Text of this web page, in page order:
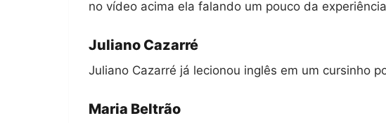
no vídeo acima ela falando um pouco da
Juliano Cazarré
Juliano Cazarré já lecionou inglês em um cursinho
Maria Beltrão